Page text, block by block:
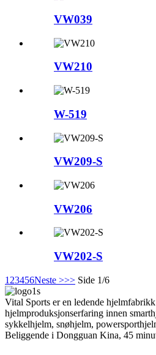
VW039
VW210
W-519
VW209-S
VW206
VW202-S
1 23456Neste >>> Side 1/6
Vital Sports er en ledende
hjelmproduksjonserfaring innen
sykkelhjelm, snøhjelm,
Beliggende i Dongguan Kina, 45